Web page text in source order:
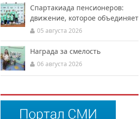
Спартакиада пенсионеров:
движение, которое объединяет
05 августа 2026
Награда за смелость
06 августа 2026